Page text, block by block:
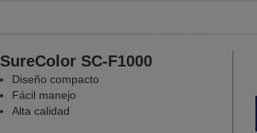
VER LAS OFERTAS
SureColor SC-F1000
Diseño compacto
Fácil manejo
Alta calidad